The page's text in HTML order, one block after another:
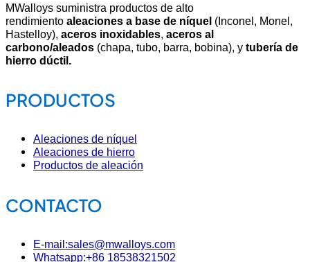
MWalloys suministra productos de alto
rendimiento aleaciones a base de níquel (Inconel, Monel,
Hastelloy), aceros inoxidables, aceros al
carbono/aleados (chapa, tubo, barra, bobina), y tubería de
hierro dúctil.
PRODUCTOS
Aleaciones de níquel
Aleaciones de hierro
Productos de aleación
CONTACTO
E-mail:sales@mwalloys.com
Whatsapp:+86 18538321502